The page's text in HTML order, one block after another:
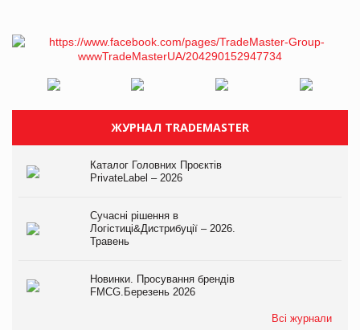
ЖУРНАЛ TRADEMASTER
Каталог Головних Проєктів
PrivateLabel – 2026
Сучасні рішення в
Логістиці&Дистрибуції – 2026.
Травень
Новинки. Просування брендів
FMCG.Березень 2026
Всі журнали